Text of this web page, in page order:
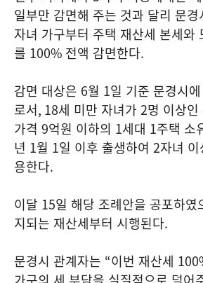
일부만 감면해 주는 것과 달리 문
자녀 가구부터 주택 재산세 본세와
를 100% 전액 감면한다.
감면 대상은 6월 1일 기준 문경시
로서, 18세 미만 자녀가 2명 이상인
가격 9억원 이하의 1세대 1주택 소
년 1월 1일 이후 출생하여 2자녀
용한다.
이달 15일 해당 조례안을 공포하였
지되는 재산세부터 시행된다.
문경시 관계자는 “이번 재산세